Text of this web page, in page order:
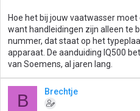
Hoe het bij jouw vaatwasser
want handleidingen zijn alleen te
nummer, dat staat op het
apparaat. De aanduiding IQ500
van Soemens, al jaren lang.
B Brechtje